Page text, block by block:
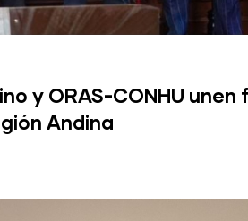
y ORAS-CONHU
Andina